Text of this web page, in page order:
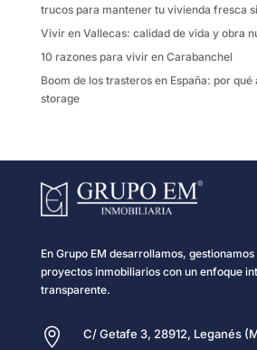
trucos para mantener tu vivienda fresca
Vivir en Vallecas: calidad de vida y obra
10 razones para vivir en Carabanchel
Boom de los trasteros en España: por
storage
En Grupo EM desarrollamos,
proyectos inmobiliarios con un enfoque
transparente.
 C/ Getafe 3, 28912, Leganés